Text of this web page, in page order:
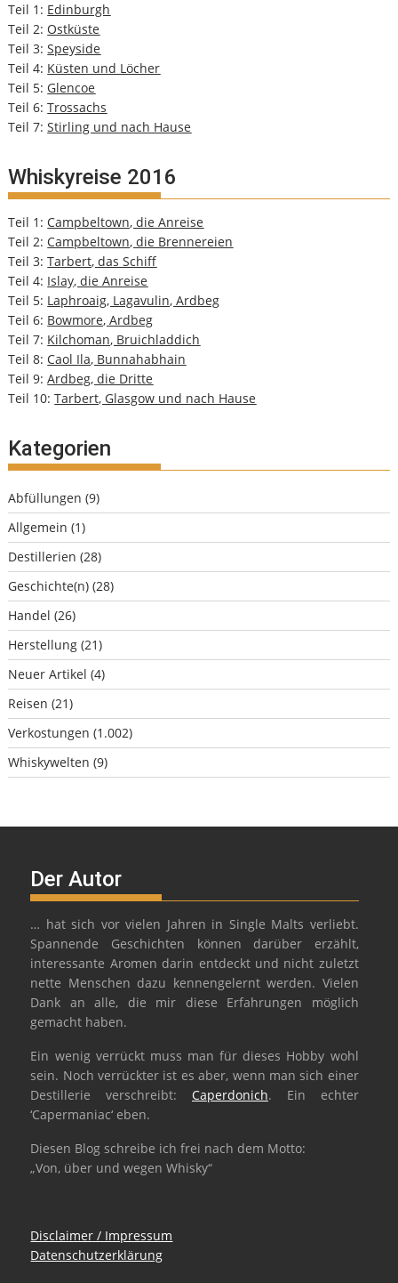
Teil 1: Edinburgh
Teil 2: Ostküste
Teil 3:Speyside
Teil 4: Küsten und Löcher
Teil 5: Glencoe
Teil 6:Trossachs
Teil 7:Stirling und nach Hause
Whiskyreise 2016
Teil 1: Campbeltown, die Anreise
Teil 2: Campbeltown, die Brennereien
Teil 3:Tarbert, das Schiff
Teil 4: Islay, die Anreise
Teil 5: Laphroaig, Lagavulin, Ardbeg
Teil 6: Bowmore, Ardbeg
Teil 7: Kilchoman, Bruichladdich
Teil 8: Caol Ila, Bunnahabhain
Teil 9:Ardbeg, die Dritte
Teil 10:Tarbert, Glasgow und nach Hause
Kategorien
Abfüllungen (9)
Allgemein (1)
Destillerien (28)
Geschichte(n) (28)
Handel (26)
Herstellung (21)
Neuer Artikel (4)
Reisen (21)
Verkostungen (1.002)
Whiskywelten (9)
Der Autor
… hat sich vor vielen Jahren in Single Malts verliebt.
Spannende Geschichten können darüber erzählt,
interessante Aromen darin entdeckt und nicht zuletzt
nette Menschen dazu kennengelernt werden. Vielen
Dank an alle, die mir diese Erfahrungen möglich
gemacht haben.
Ein wenig verrückt muss man für dieses Hobby wohl
sein. Noch verrückter ist es aber, wenn man sich einer
Destillerie verschreibt: Caperdonich. Ein echter
‘Capermaniac‘ eben.
Diesen Blog schreibe ich frei nach dem Motto:
„Von, über und wegen Whisky“
Disclaimer / Impressum
Datenschutzerklärung